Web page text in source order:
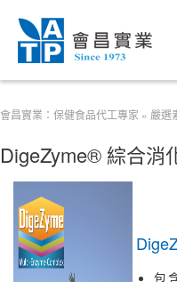
會昌實業：保健食品代工專家 » 嚴選
DigeZyme® 綜合消
包